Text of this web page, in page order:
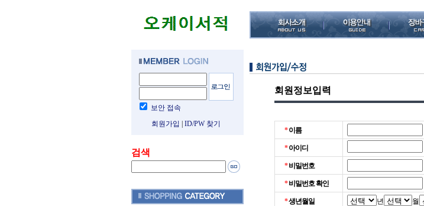
보안 접속
회원가입
ID/PW 찾기
검색
회원정보입력
*이름
*아이디
*비밀번호
*비밀번호 확인
*생년월일 년 월